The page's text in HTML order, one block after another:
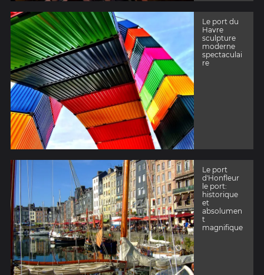
Le port du
Havre
sculpture
moderne
spectaculai
re
Le port
d'Honfleur
le port:
historique
et
absolumen
t
magnifique